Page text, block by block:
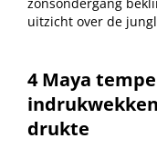
uitzicht over de
4 Maya
drukte